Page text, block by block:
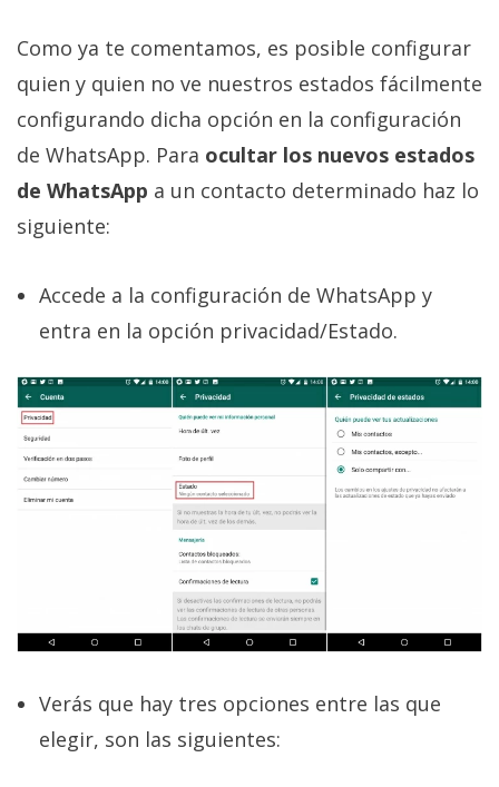
Como ya te comentamos, es posible configurar
quien y quien no ve nuestros estados fácilmente
configurando dicha opción en la configuración
de WhatsApp. Para ocultar los nuevos estados
de WhatsApp a un contacto determinado haz lo
siguiente:
Accede a la configuración de WhatsApp y
entra en la opción privacidad/Estado.
Verás que hay tres opciones entre las que
elegir, son las siguientes: